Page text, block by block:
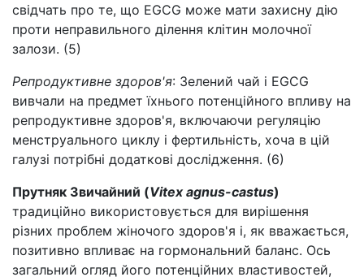
свідчать про те, що EGCG може мати захисну дію
проти неправильного ділення клітин молочної
залози. (5)
Репродуктивне здоров'я: Зелений чай і EGCG
вивчали на предмет їхнього потенційного впливу на
репродуктивне здоров'я, включаючи регуляцію
менструального циклу і фертильність, хоча в цій
галузі потрібні додаткові дослідження. (6)
Прутняк Звичайний (Vitex agnus-castus)
традиційно використовується для вирішення
різних проблем жіночого здоров'я і, як вважається,
позитивно впливає на гормональний баланс. Ось
загальний огляд його потенційних властивостей,